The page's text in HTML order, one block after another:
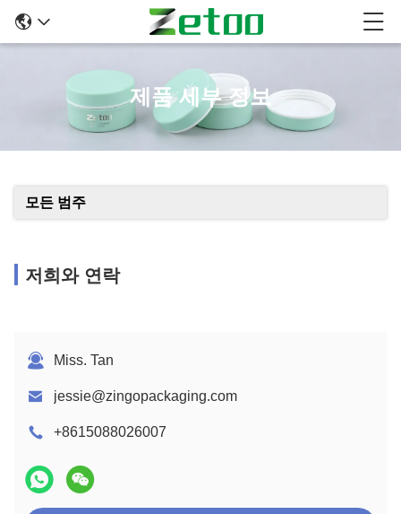
제품 세부 정보
모든 범주
저희와 연락
Miss. Tan
jessie@zingopackaging.com
+8615088026007